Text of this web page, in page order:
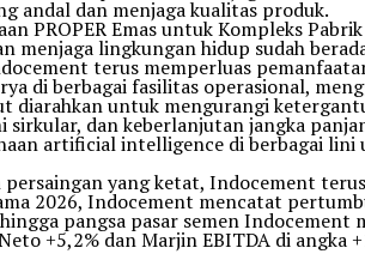
andal dan menjaga kualitas produk.
PROPER Emas untuk Kompleks
menjaga lingkungan hidup sudah
terus memperluas
di berbagai fasilitas operasional,
untuk mengurangi
dan keberlanjutan jangka
artificial intelligence di berbagai
yang ketat, Indocement
2026, Indocement mencatat
pangsa pasar semen
+5,2% dan Marjin EBITDA di angka